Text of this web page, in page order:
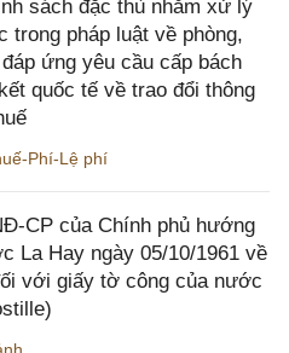
sách đặc thù nhằm xử lý
trong pháp luật về phòng,
ứng yêu cầu cấp bách
quốc tế về trao đổi thông
Phí-Lệ phí
CP của Chính phủ hướng
La Hay ngày 05/10/1961 về
với giấy tờ công của nước